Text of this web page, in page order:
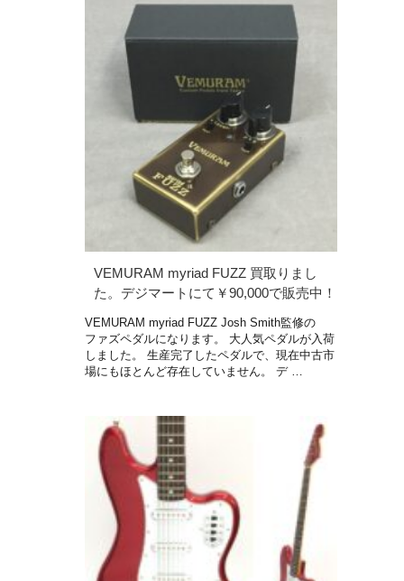
VEMURAM myriad FUZZ 買取りまし
た。デジマートにて￥90,000で販売中！
VEMURAM myriad FUZZ Josh Smith監修の
ファズペダルになります。 大人気ペダルが入荷
しました。 生産完了したペダルで、現在中古市
場にもほとんど存在していません。 デ …